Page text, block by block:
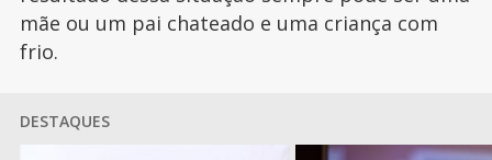
mãe ou um pai chateado e uma criança com
frio.
DESTAQUES